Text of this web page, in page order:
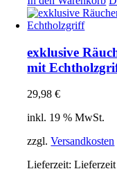
exklusive
mit
29,98€
inkl. 19 % MwSt.
zzgl.Versandkosten
Lieferzeit: